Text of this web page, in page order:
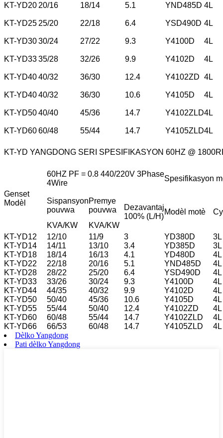
KT-YD20 20/16 18/14 5.1 YND485D 4L
KT-YD25 25/20 22/18 6.4 YSD490D 4L
KT-YD3030/24 27/22 9.3 Y4100D 4L
KT-YD3335/28 32/26 9.9 Y4102D 4L
KT-YD4040/32 36/30 12.4 Y4102ZD 4L
KT-YD4040/32 36/30 10.6 Y4105D 4L
KT-YD5040/40 45/36 14.7 Y4102ZLD4L
KT-YD6060/48 55/44 14.7 Y4105ZLD4L
KT-YD YANGDONG SERI SPESIFIKASYON 60HZ @
Genset
Modèl
60HZ PF = 0.8 440/220V 3Phase
4Wire
Spesifikasyon
Sispansyon
pouvwa
Premye
pouvwa
Dezavantaj
100% (L/H)
Modèl motè
KVA/KW
KVA/KW
KT-YD12
12/10 11/9 3 YD380D
3L
KT-YD14
14/11 13/10 3.4 YD385D
3L
KT-YD18
18/14 16/13 4.1 YD480D
4L
KT-YD22
22/18 20/16 5.1 YND485D
4L
KT-YD28
28/22 25/20 6.4 YSD490D
4L
KT-YD33
33/26 30/24 9.3 Y4100D
4L
KT-YD44
44/35 40/32 9.9 Y4102D
4L
KT-YD50
50/40 45/36 10.6 Y4105D
4L
KT-YD55
55/44 50/40 12.4 Y4102ZD
4L
KT-YD60
60/48 55/44 14.7 Y4102ZLD
4L
KT-YD66
66/53 60/48 14.7 Y4105ZLD
4L
Dèlko Yangdong
Pati dèlko Yangdong